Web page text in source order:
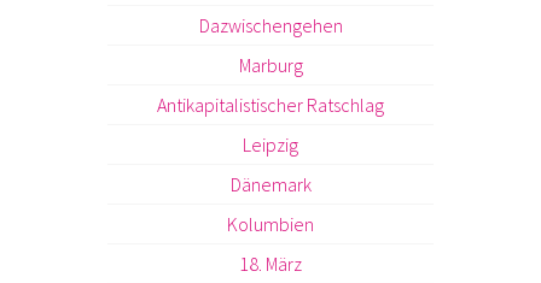
Dazwischengehen
Marburg
Antikapitalistischer Ratschlag
Leipzig
Dänemark
Kolumbien
18. März